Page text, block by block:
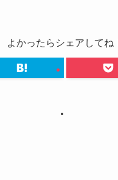
よかったらシェアしてね